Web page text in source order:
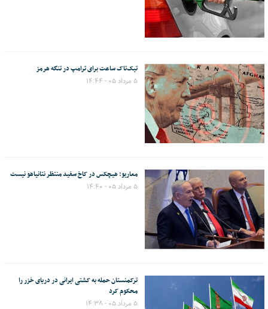
تیک‌تاک ساعت برای ترامپ در تنگه هرمز
۵ مرداد ۰۵ - ۱۴:۴۴
معاریو: هیچکس در کاخ سفید منتظر نتانیاهو نیست
۵ مرداد ۰۵ - ۱۴:۴۰
ترکمنستان حمله به کشتی ایرانی در دریای خزر را
محکوم کرد
۵ مرداد ۰۵ - ۱۴:۳۸